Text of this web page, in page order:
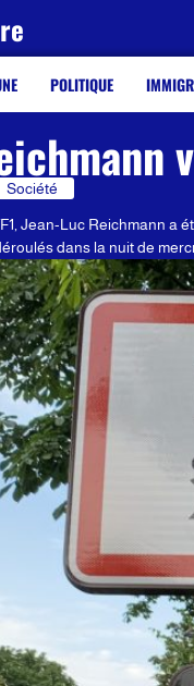
POLITIQUE
Société
Jean-Luc Reichmann a
dans la nuit de